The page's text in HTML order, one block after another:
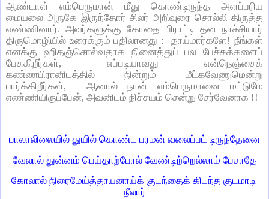
ஆண்டாள் எம்பெருமான் மீது கொண்டிருந்த அளப்பரிய
மையலை அருகே இருந்தோர் சிலர் அறிவுரை சொல்லி திருத்த
எண்ணினார். அவர்களுக்கு கோதை பிராட்டி தன நாச்சியார்
திருமொழியில் உரைக்கும் பதிலானது : தாய்மார்களே! நீங்கள்
எனக்கு ஹிதஞ்சொல்வதாக நினைத்துப் பல பேச்சுக்களைப்
பேசுகிறீர்கள், எப்படியாவது என்நெஞ்சைக்
கண்ணபிரானிடத்தில் நின்றும் மீட்கவேணுமென்று
பார்க்கிறீர்கள், ஆனால் நான் எம்பெருமானை மட்டுமே
எண்ணியிருப்பேன், அவனிடம் நிச்சயம் சென்று சேர்வேனாக !!
பாலாலிலையில் துயில் கொண்ட பரமன் வலைப்பட் டிருந்தேனை
வேலால் துன்னம் பெய்தாற்போல் வேண்டிற்றெல்லாம் பேசாதே
கோலால் நிரைமேய்த்தாயனாய்க் குடந்தைக் கிடந்த குடமாடி
நீலார்